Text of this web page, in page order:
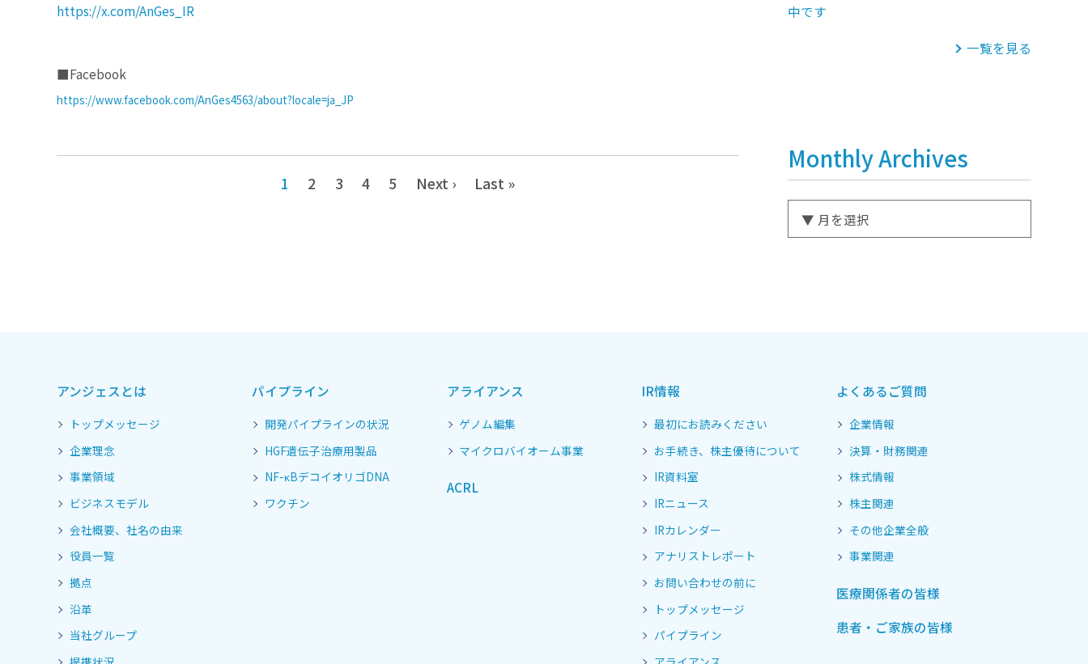
https://x.com/AnGes_IR
■Facebook
https://www.facebook.com/AnGes4563/about?locale=ja_JP
1 2 3 4 5 Next › Last »
中です
一覧を見る
Monthly Archives
アンジェスとは
トップメッセージ
企業理念
事業領域
ビジネスモデル
会社概要、社名の由来
役員一覧
拠点
沿革
当社グループ
パイプライン
開発パイプラインの状況
HGF遺伝子治療用製品
NF-κBデコイオリゴDNA
ワクチン
アライアンス
ゲノム編集
マイクロバイオーム事業
ACRL
IR情報
最初にお読みください
お手続き、株主優待について
IR資料室
IRニュース
IRカレンダー
アナリストレポート
お問い合わせの前に
トップメッセージ
パイプライン
よくあるご質問
企業情報
決算・財務関連
株式情報
株主関連
その他企業全般
事業関連
医療関係者の皆様
患者・ご家族の皆様